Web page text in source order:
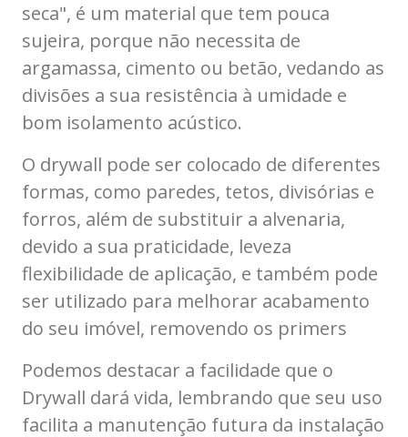
seca", é um material que tem pouca
sujeira, porque não necessita de
argamassa, cimento ou betão, vedando as
divisões a sua resistência à umidade e
bom isolamento acústico.
O drywall pode ser colocado de diferentes
formas, como paredes, tetos, divisórias e
forros, além de substituir a alvenaria,
devido a sua praticidade, leveza
flexibilidade de aplicação, e também pode
ser utilizado para melhorar acabamento
do seu imóvel, removendo os primers
Podemos destacar a facilidade que o
Drywall dará vida, lembrando que seu uso
facilita a manutenção futura da instalação